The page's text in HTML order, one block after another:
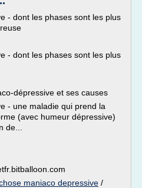
- dont les phases sont les plus
- dont les phases sont les plus
dépressive et ses causes
- une maladie qui prend la
(avec humeur dépressive)
de...
maniaco depressive /